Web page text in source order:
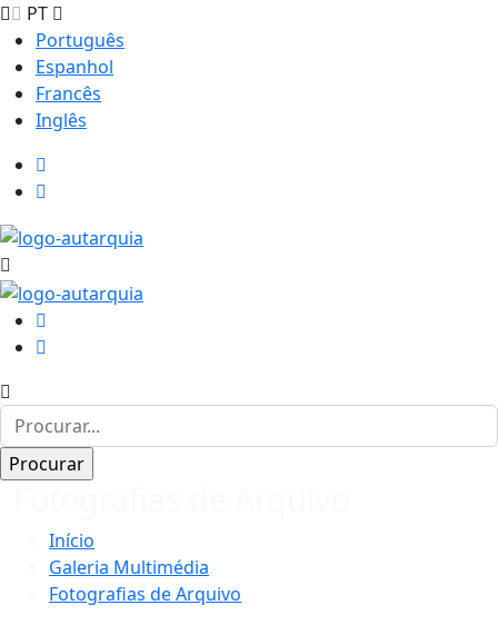
PT
Português
Espanhol
Francês
Inglês
Início
Galeria Multimédia
Fotografias de Arquivo